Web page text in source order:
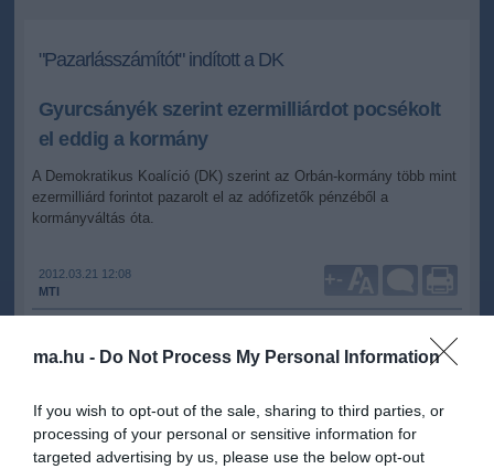
ma.hu - Do Not Process My Personal Information
If you wish to opt-out of the sale, sharing to third parties, or
processing of your personal or sensitive information for
targeted advertising by us, please use the below opt-out
"Pazarlásszámítót" indított a DK
Gyurcsányék szerint ezermilliárdot pocsékolt
el eddig a kormány
A Demokratikus Koalíció (DK) szerint az Orbán-kormány több mint
ezermilliárd forintot pazarolt el az adófizetők pénzéből a
kormányváltás óta.
2012.03.21 12:08
MTI
+-
Varju László pártigazgató szerdán sajtótájékoztatón elmondta: a
"pazarlásszámítót" indított, ahol az általuk feleslegesnek,
pazarlónak ítélt, illetve a szerintük a Fideszhez közeli üzleti
köröket segítő kiadásokat veszik sorra.